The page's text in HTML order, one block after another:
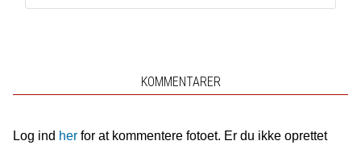
KOMMENTARER
Log ind herfor at kommentere fotoet. Er du ikke oprettet